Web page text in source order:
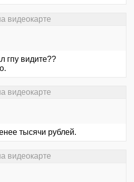
видеокарте
гпу видите??
видеокарте
тысячи рублей.
видеокарте